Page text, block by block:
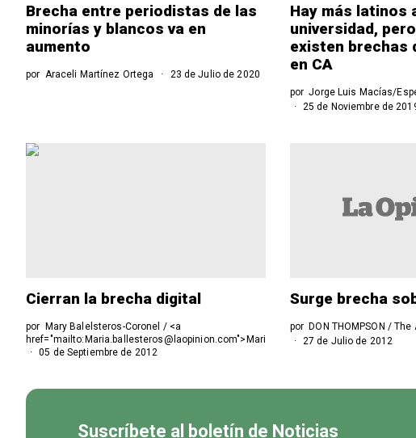
Brecha entre periodistas de las
minorías y blancos va en
aumento
por Araceli Martínez Ortega 23 de Julio de 2020
Hay más latinos
universidad,
existen brechas
en CA
porJorge Luis Macías/
25 de Noviembre de
Cierran la brecha digital
por Mary Balelsteros-Coronel / <a
href="mailto:Maria.ballesteros@laopinion.com">Maria.ballesteros@laopinion.com</a>
05 de Septiembre de 2012
Surge brecha
porDON THOMPSON /
27 de Julio de 2012
Suscríbete al boletín de Noticias